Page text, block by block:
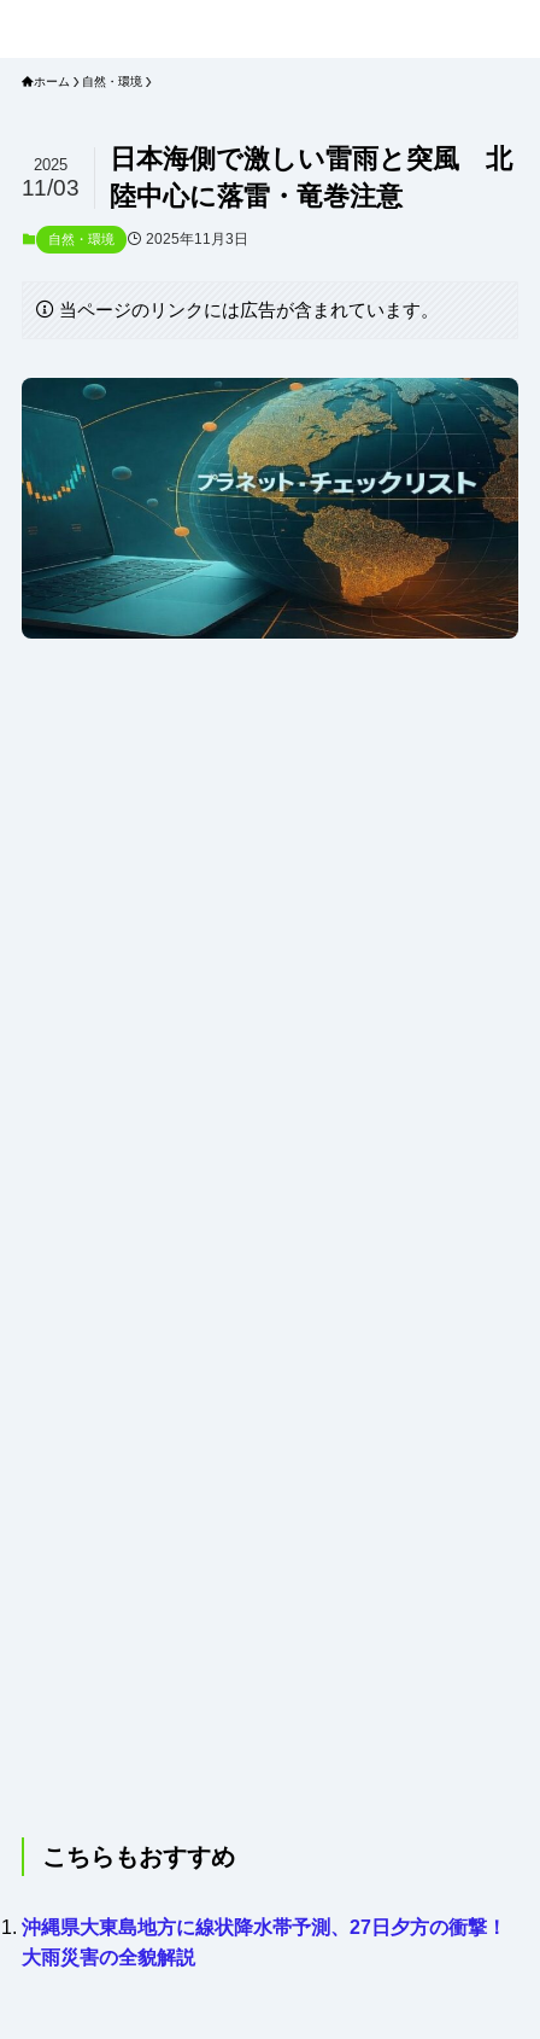
ホーム 自然・環境
日本海側で激しい雷雨と突風 北
陸中心に落雷・竜巻注意
2025
11/03
自然・環境 2025年11月3日
当ページのリンクには広告が含まれています。
こちらもおすすめ
沖縄県大東島地方に線状降水帯予測、27日夕方の衝撃！
大雨災害の全貌解説